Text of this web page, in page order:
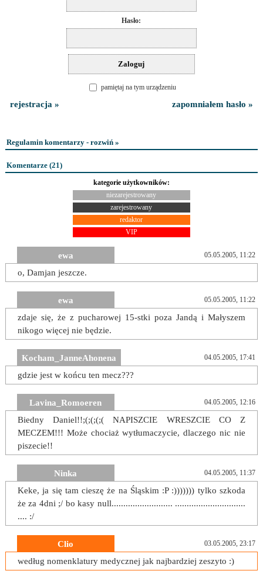
Hasło:
pamiętaj na tym urządzeniu
rejestracja » zapomniałem hasło »
Regulamin komentarzy - rozwiń »
Komentarze (21)
kategorie użytkowników:
niezarejestrowany
zarejestrowany
redaktor
VIP
ewa 05.05.2005, 11:22
o, Damjan jeszcze.
ewa 05.05.2005, 11:22
zdaje się, że z pucharowej 15-stki poza Jandą i Małyszem
nikogo więcej nie będzie.
Kocham_JanneAhonena 04.05.2005, 17:41
gdzie jest w końcu ten mecz???
Lavina_Romoeren 04.05.2005, 12:16
Biedny Daniel!!;(;(;(;( NAPISZCIE WRESZCIE CO Z
MECZEM!!! Może chociaż wytłumaczycie, dlaczego nic nie
piszecie!!
Ninka 04.05.2005, 11:37
Keke, ja się tam cieszę że na Śląskim :P :))))))) tylko szkoda
że za 4dni ;/ bo kasy null.......................... ..............................
.... :/
Clio 03.05.2005, 23:17
według nomenklatury medycznej jak najbardziej zeszyto :)